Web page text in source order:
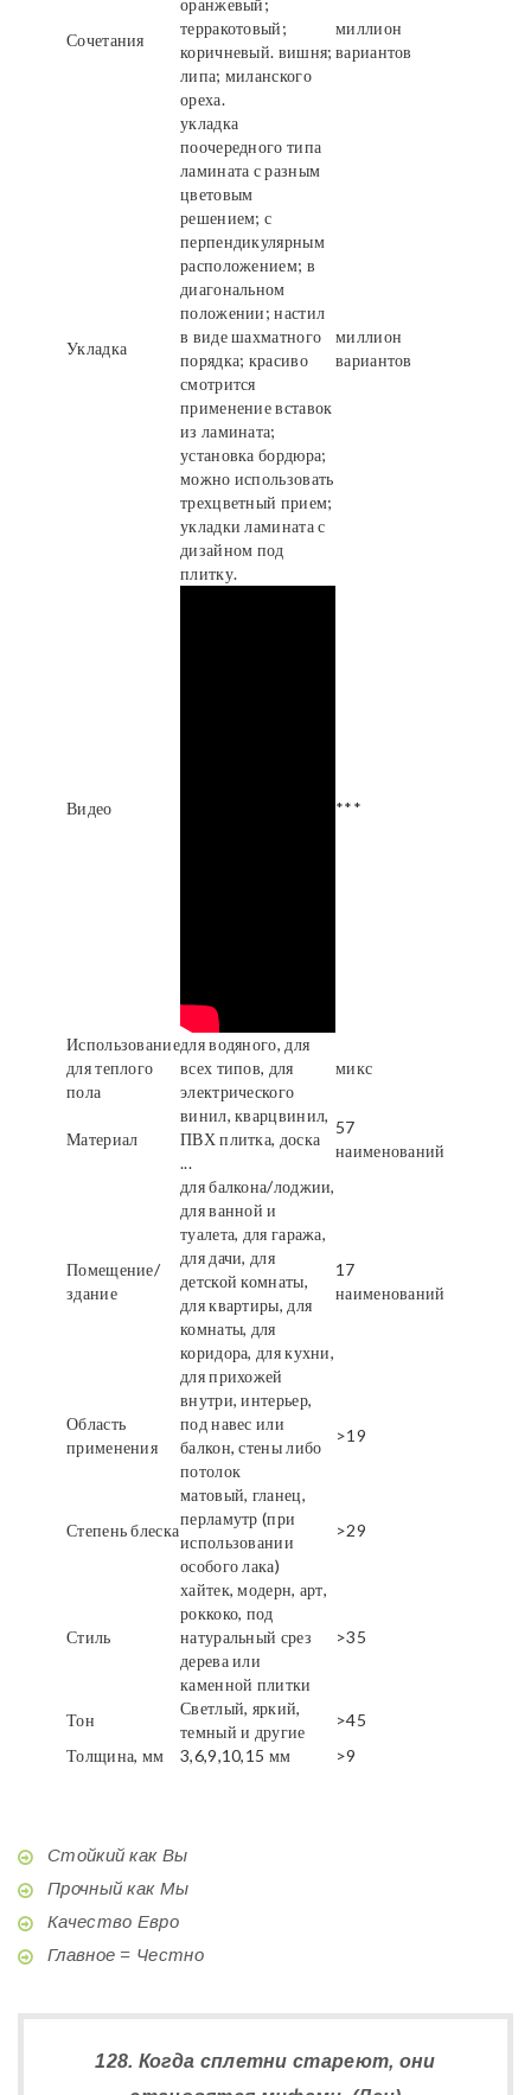
Сочетания
оранжевый;
терракотовый;
коричневый. вишня;
липа; миланского
ореха.
миллион
вариантов
Укладка
укладка
поочередного типа
ламината с разным
цветовым
решением; с
перпендикулярным
расположением; в
диагональном
положении; настил
в виде шахматного
порядка; красиво
смотрится
применение вставок
из ламината;
установка бордюра;
можно использовать
трехцветный прием;
укладки ламината с
дизайном под
плитку.
миллион
вариантов
Видео ***
Использование
для теплого
пола
для водяного, для
всех типов, для
электрического
микс
Материал
винил, кварцвинил,
ПВХ плитка, доска
...
57
наименований
Помещение/
здание
для балкона/лоджии,
для ванной и
туалета, для гаража,
для дачи, для
детской комнаты,
для квартиры, для
комнаты, для
коридора, для кухни,
для прихожей
17
наименований
Область
применения
внутри, интерьер,
под навес или
балкон, стены либо
потолок
>19
Степень блеска
матовый, гланец,
перламутр (при
использовании
особого лака)
>29
Стиль
хайтек, модерн, арт,
роккоко, под
натуральный срез
дерева или
каменной плитки
>35
Тон
Светлый, яркий,
темный и другие
>45
Толщина, мм
3,6,9,10,15 мм >9
Стойкий как Вы
Прочный как Мы
Качество Евро
Главное = Честно
128. Когда сплетни стареют, они